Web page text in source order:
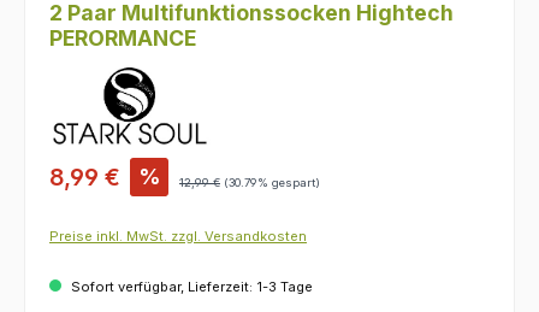
2 Paar Multifunktionssocken Hightech
PERORMANCE
Verkaufspreis:
8,99 € % Regulärer Preis:
12,99 € (30.79% gespart)
Preise inkl. MwSt. zzgl. Versandkosten
Sofort verfügbar, Lieferzeit: 1-3 Tage